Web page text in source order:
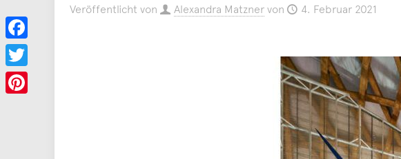
Veröffentlicht von Alexandra Matzner von 4. Februar 2021
Facebook
Twitter